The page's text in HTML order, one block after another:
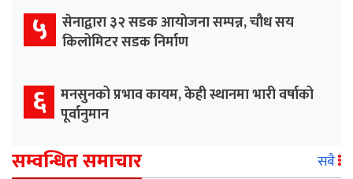
५ सेनाद्वारा ३२ सडक आयोजना सम्पन्न, चौध सय
किलोमिटर सडक निर्माण
६ मनसुनको प्रभाव कायम, केही स्थानमा भारी वर्षाको
पूर्वानुमान
सम्वन्धित समाचार सबै